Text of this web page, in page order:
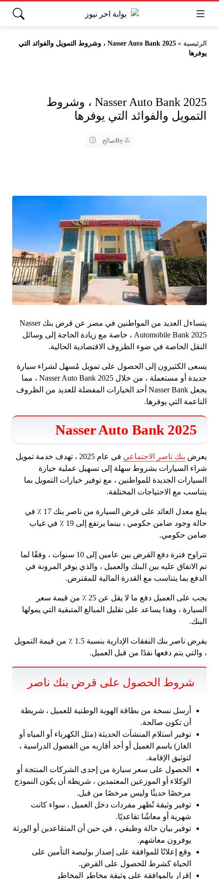
الرئيسية »
Nasser Auto Bank 2025 ، وشروط التمويل والفوائد التي
يوفرها
Nasser Auto Bank 2025 ، وشروط
التمويل والفوائد التي يوفرها
Byصالح
يتساءل العديد من المواطنين في مصر عن قرض بنك Nasser
Automobile Bank 2025 ، خاصة مع زيادة الحاجة إلى وسائل
النقل الخاصة في ضوء الظروف الاقتصادية الحالية.
يسعى الكثيرون إلى الحصول على تمويل مُسهل لشراء سيارة
جديدة أو مستعملة ، من خلال Nasser Auto Bank 2025 ، مما
يجعل Nasser Bank أحد الخيارات المفضلة للعديد من الظروف
الناعمة التي يوفرها.
Nasser Auto Bank 2025
يعرض بنك ناصر الاجتماعي
في عام 2025 ، تهدف خدمة تمويل
شراء السيارات بشروط سهلة إلى تسهيل عملية حيازة
السيارات الجديدة للمواطنين ، مع توفير خيارات التمويل بما
يتناسب مع الاحتياجات المختلفة.
يبلغ معدل العائد على قرض السيارة من ناصر بنك 17 ٪ في
حالة وجود ضامن حكومي ، بينما يرتفع إلى 19 ٪ في غياب
ضامن حكومي.
تتراوح فترة دفع القرض بين عامين إلى 10 سنوات ، وفقًا لما
تم الاتفاق عليه بين البنك والعميل ، والذي يوفر المرونة في
الدفع بما يتناسب مع القدرة المالية للمقترض.
يجب على العميل دفع ما لا يقل عن 25 ٪ من قيمة سعر
السيارة ، وهذا يساعد على تقليل المبالغ المتبقية التي يمولها
البنك.
يفرض ناصر بنك النفقات الإدارية بنسبة 1.5 ٪ من قيمة التمويل
، والتي يتم دفعها نقدًا من قبل العميل.
شروط الحصول على قرض بنك ناصر
أرسل نسخة من بطاقة الهوية الوطنية للعميل ، شريطة
أن تكون صالحة.
توفير استلام المنشآت الحديثة (مثل الكهرباء أو المياه أو
الغاز) باسم العميل أو أحد أقاربه من الفصول الدراسية ،
لتوثيق الإقامة.
الحصول على سعر سيارة من إحدى الشركات المنتجة أو
الوكلاء أو الموزعين المعتمدين ، شريطة أن يكون النموذج
مرخصًا حديثًا وليس مرخصًا من قبل.
توفير وثيقة تُظهر مفردات دخل العميل ، سواء كانت
شهرية أو معاشًا تقاعديًا.
توفير بيان حالة وظيفي ، في حين أن المتقاعدين أو الورثة
يوفرون معاشهم.
وقع إعلانًا للموافقة على إصدار بوليصة التأمين على
الحياة كشرط للحصول على القرض.
إقرار بالموافقة على وثيقة مخاطر المخاطر